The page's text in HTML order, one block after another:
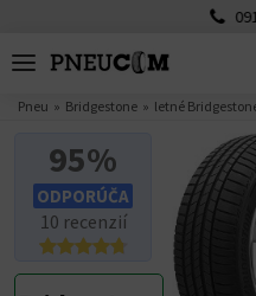
Pneu Bridgestone letné
95%
ODPORÚČA
10 recenzií